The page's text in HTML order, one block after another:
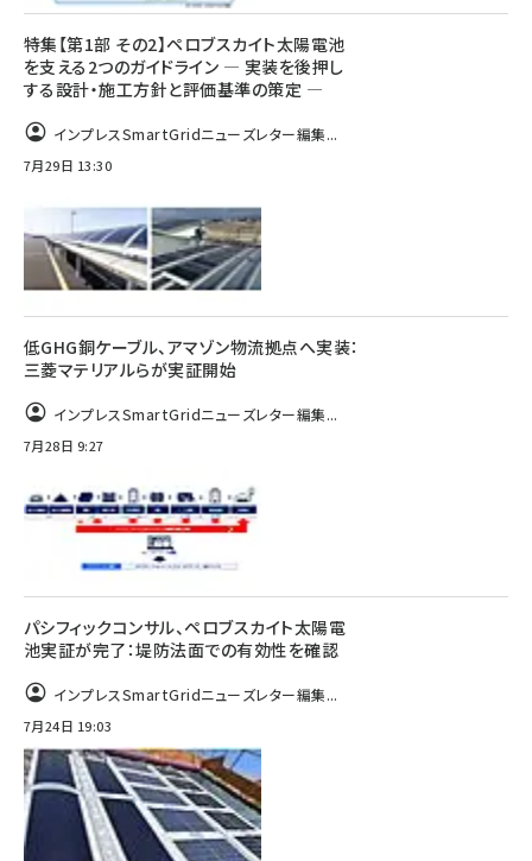
特集【第1部 その2】ペロブスカイト太陽電池
を支える2つのガイドライン ― 実装を後押し
する設計・施工方針と評価基準の策定 ―
インプレスSmartGridニューズレター編集...
7月29日 13:30
低GHG銅ケーブル、アマゾン物流拠点へ実装：
三菱マテリアルらが実証開始
インプレスSmartGridニューズレター編集...
7月28日 9:27
パシフィックコンサル、ペロブスカイト太陽電
池実証が完了：堤防法面での有効性を確認
インプレスSmartGridニューズレター編集...
7月24日 19:03